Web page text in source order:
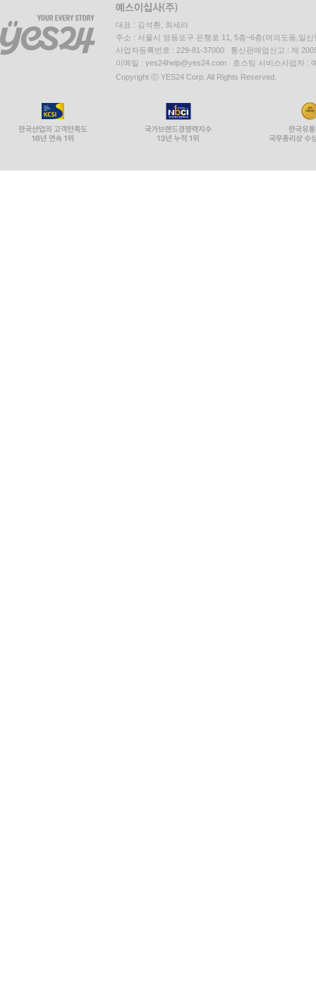
대표 : 김석환, 최세라
주소 : 서울시 영등포구 은행로 11, 5층~6층(여의도동,일신
사업자등록번호 : 229-81-37000 통신판매업신고 : 제
이메일 : yes24help@yes24.com 호스팅 서비스사업자 :
Copyright ⓒ YES24 Corp. All Rights Reserved.